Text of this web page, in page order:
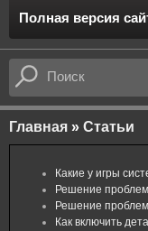
Полная версия
Главная » Статьи
Какие у игры
Решение
Решение
Как включить